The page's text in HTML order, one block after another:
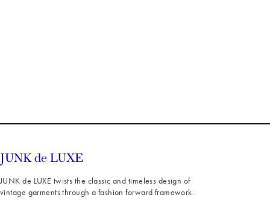
JUNK de LUXE twists the classic and timeless design of
vintage garments through a fashion forward framework.